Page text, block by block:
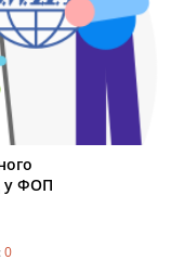
у ФОП
0